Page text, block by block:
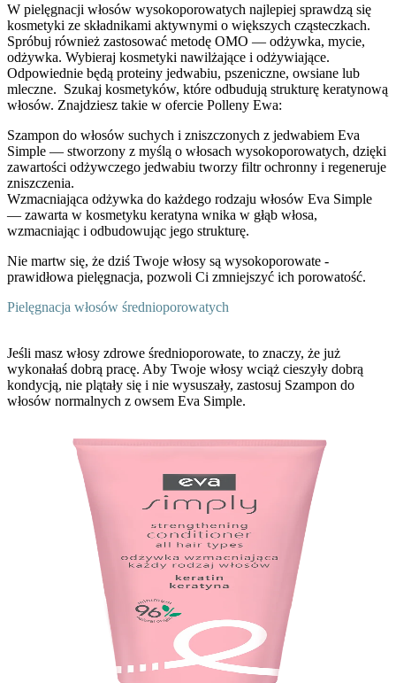
W pielęgnacji włosów wysokoporowatych najlepiej sprawdzą się
kosmetyki ze składnikami aktywnymi o większych cząsteczkach.
Spróbuj również zastosować metodę OMO — odżywka, mycie,
odżywka. Wybieraj kosmetyki nawilżające i odżywiające.
Odpowiednie będą proteiny jedwabiu, pszeniczne, owsiane lub
mleczne. Szukaj kosmetyków, które odbudują strukturę keratynową
włosów. Znajdziesz takie w ofercie Polleny Ewa:
Szampon do włosów suchych i zniszczonych z jedwabiem Eva
Simple — stworzony z myślą o włosach wysokoporowatych, dzięki
zawartości odżywczego jedwabiu tworzy filtr ochronny i regeneruje
zniszczenia.
Wzmacniająca odżywka do każdego rodzaju włosów Eva Simple
— zawarta w kosmetyku keratyna wnika w głąb włosa,
wzmacniając i odbudowując jego strukturę.
Nie martw się, że dziś Twoje włosy są wysokoporowate -
prawidłowa pielęgnacja, pozwoli Ci zmniejszyć ich porowatość.
Pielęgnacja włosów średnioporowatych
Jeśli masz włosy zdrowe średnioporowate, to znaczy, że już
wykonałaś dobrą pracę. Aby Twoje włosy wciąż cieszyły dobrą
kondycją, nie plątały się i nie wysuszały, zastosuj Szampon do
włosów normalnych z owsem Eva Simple.